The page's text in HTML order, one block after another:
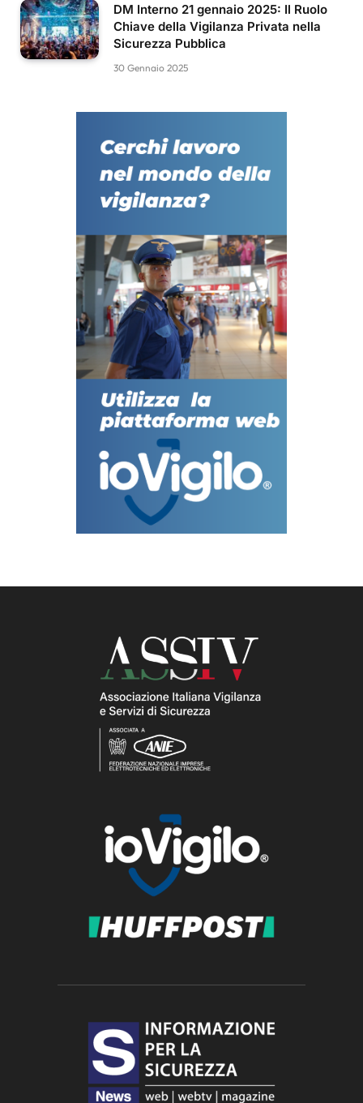
DM Interno 21 gennaio 2025: Il Ruolo
Chiave della Vigilanza Privata nella
Sicurezza Pubblica
30 Gennaio 2025